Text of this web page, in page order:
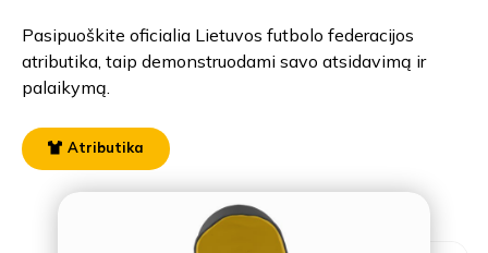
Pasipuoškite oficialia Lietuvos futbolo federacijos
atributika, taip demonstruodami savo atsidavimą ir
palaikymą.
Atributika